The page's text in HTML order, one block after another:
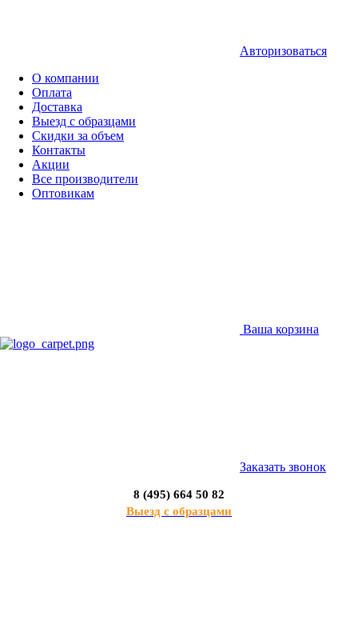
Авторизоваться
О компании
Оплата
Доставка
Выезд с образцами
Скидки за объем
Контакты
Акции
Все производители
Оптовикам
Ваша корзина
Заказать звонок
8 (495) 664 50 82
Выезд с образцами